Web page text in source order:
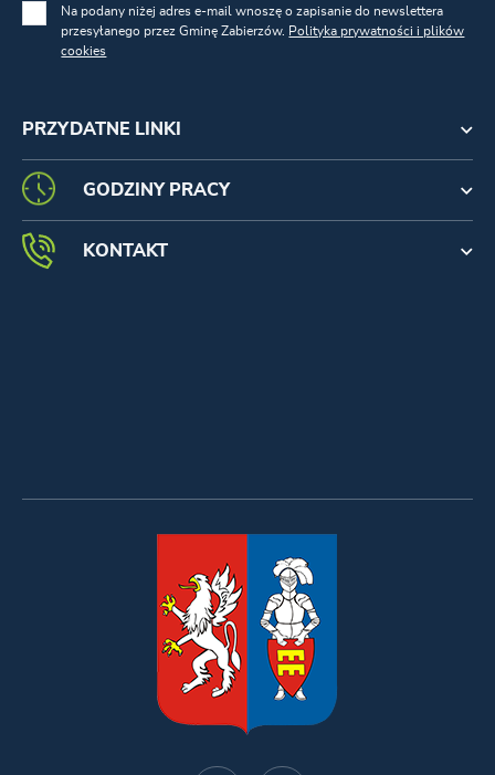
PRZYDATNE LINKI
Na podany niżej adres e-mail wnoszę o zapisanie do newslettera
przesyłanego przez Gminę Zabierzów. Polityka prywatności i plików
cookies
GODZINY PRACY
KONTAKT